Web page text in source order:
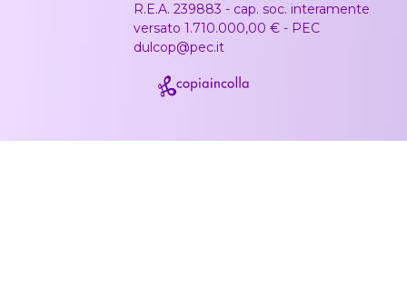
R.E.A. 239883 - cap. soc. interamente
versato 1.710.000,00 € - PEC
dulcop@pec.it